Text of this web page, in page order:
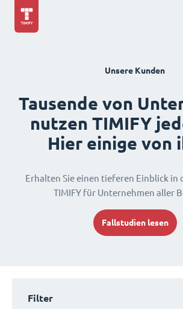
Unsere Kunden
Tausende von
nutzen TIMIFY
Hier einige von
Erhalten Sie einen tieferen Einblick in
TIMIFY für Unternehmen aller
Fallstudien lesen
Filter